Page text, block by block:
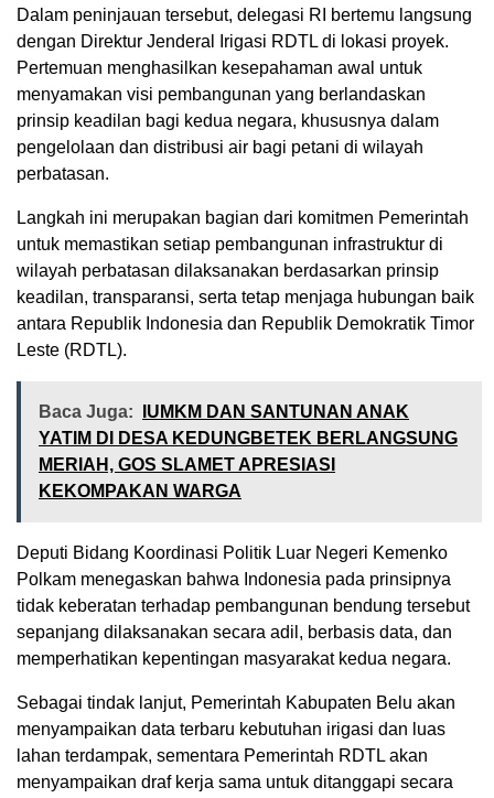
Dalam peninjauan tersebut, delegasi RI bertemu langsung
dengan Direktur Jenderal Irigasi RDTL di lokasi proyek.
Pertemuan menghasilkan kesepahaman awal untuk
menyamakan visi pembangunan yang berlandaskan
prinsip keadilan bagi kedua negara, khususnya dalam
pengelolaan dan distribusi air bagi petani di wilayah
perbatasan.
Langkah ini merupakan bagian dari komitmen Pemerintah
untuk memastikan setiap pembangunan infrastruktur di
wilayah perbatasan dilaksanakan berdasarkan prinsip
keadilan, transparansi, serta tetap menjaga hubungan baik
antara Republik Indonesia dan Republik Demokratik Timor
Leste (RDTL).
Baca Juga:
IUMKM DAN SANTUNAN ANAK
YATIM DI DESA KEDUNGBETEK BERLANGSUNG
MERIAH, GOS SLAMET APRESIASI
KEKOMPAKAN WARGA
Deputi Bidang Koordinasi Politik Luar Negeri Kemenko
Polkam menegaskan bahwa Indonesia pada prinsipnya
tidak keberatan terhadap pembangunan bendung tersebut
sepanjang dilaksanakan secara adil, berbasis data, dan
memperhatikan kepentingan masyarakat kedua negara.
Sebagai tindak lanjut, Pemerintah Kabupaten Belu akan
menyampaikan data terbaru kebutuhan irigasi dan luas
lahan terdampak, sementara Pemerintah RDTL akan
menyampaikan draf kerja sama untuk ditanggapi secara